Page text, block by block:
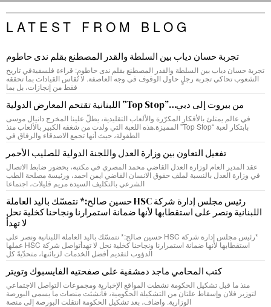
LATEST FROM BLOG
تجربة حسان دياب بين السلطة والقدر المصطنع بقلم ندى حاطوم
تجربة حسان دياب بين السلطة والقدر المصطنع بقلم ندى حاطوم: قراءة فلسفيةفي تاريخ
الشعوب تحاكي تجربة رجلٍ حاول الوقوف في وجه العاصفة. لا تُقاس القيادات بما تحققه
فقط من إنجازات، بل بما
من بيروت إلى دبي…”Top Stop” اللبنانية تقتحم المعارض الدولية
في عالم يمتلئ بالأفكار المكرّرة والألعاب التقليدية، يطلّ علينا المخرج دانيال موسى
بابتكار لعبة “Top Stop” المميزة.هذه اللعبة التي ولدت من شغفه الكبير بالألعاب منذ
الطفولة، حيث أنها تجمع الاصدقاء والرفاق في
تفعيل التعاون بين وزارة العدل واللجنة الدولية للصليب الأحمر
عقد المدير العام لوزارة العدل القاضي محمد المصري في مكتبه، بحضور ضابط الاتصال
في وزارة العدل بالنسبة لملف حقوق الانسان القاضي ايمن احمد، ورئيسة مصلحة الطب
الشرعي بالتكليف السيدة مريم قليلات، اجتماعا
رئيس مجلس إدارة شركة HSC حسين صالح:* نتمسّك باليد العاملة
اللبنانية ونصر على استقطابها لأنها ضمانة استمرارنا ونجاحنا كخلية نحل
لا تهدأ
*رئيس مجلس إدارة شركة HSC حسين صالح:* نتمسّك باليد العاملة اللبنانية ونصر على
استقطابها لأنها ضمانة استمرارنا ونجاحنا كخلية نحل لا تهدأتواصل شركة HSC عملها
الدؤوب لتقديم أفضل الخدمات لزبائنها، متحدّيةً كل
كتب المحامي ماجد دمشقية على صفحتيه الفايسبوك وتويتر
منذ ما قبل تشكيل الحكومة نشطت المواقع الإخبارية ومجموعات التواصل الاجتماعي
لتوزير فلان وإسقاط علتان من التشكيلة الحكومية، فأنشئت منصات ما يسمى البورصة
الوزارية. واضاف، بعد تشكيل الحكومة انتقلت البورصة إلى منصة